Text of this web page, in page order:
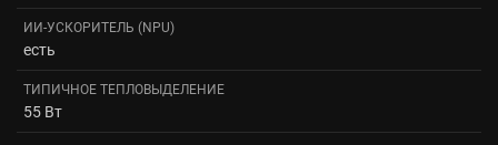
ИИ-УСКОРИТЕЛЬ (NPU)
есть
ТИПИЧНОЕ ТЕПЛОВЫДЕЛЕНИЕ
55 Вт